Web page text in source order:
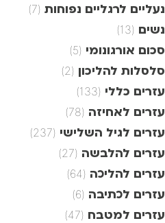
נעליים לרגליים נפוחות (7)
נשים (13)
סכום אורגונומי (5)
סלסלות להליכון (2)
עזרים כללי (133)
עזרים לאחיזה (78)
עזרים לגיל השלישי (237)
עזרים להלבשה (27)
עזרים להליכה (64)
עזרים לכתיבה (6)
עזרים למטבח (47)